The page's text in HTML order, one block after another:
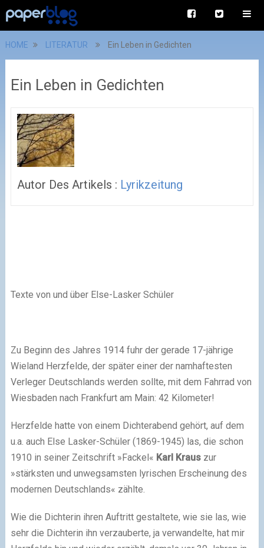
HOME LITERATUR Ein Leben in Gedichten
Ein Leben in Gedichten
Autor Des Artikels : Lyrikzeitung
Texte von und über Else-Lasker Schüler
Zu Beginn des Jahres 1914 fuhr der gerade 17-jährige
Wieland Herzfelde, der später einer der namhaftesten
Verleger Deutschlands werden sollte, mit dem Fahrrad von
Wiesbaden nach Frankfurt am Main: 42 Kilometer!
Herzfelde hatte von einem Dichterabend gehört, auf dem
u.a. auch Else Lasker-Schüler (1869-1945) las, die schon
1910 in seiner Zeitschrift »Fackel« Karl Krauszur
»stärksten und unwegsamsten lyrischen Erscheinung des
modernen Deutschlands« zählte.
Wie die Dichterin ihren Auftritt gestaltete, wie sie las, wie
sehr die Dichterin ihn verzauberte, ja verwandelte, hat mir